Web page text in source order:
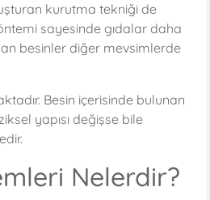
kurutma tekniği de
sayesinde gıdalar daha
besinler diğer mevsimlerde
Besin içerisinde bulunan
yapısı değişse bile
Nelerdir?